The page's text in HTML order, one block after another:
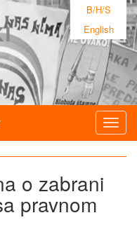
B/H/S
English
o zabrani
pravnom